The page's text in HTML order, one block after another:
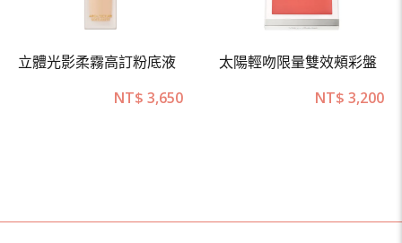
立體光影柔霧高訂粉底液
NT$ 3,650
太陽輕吻限量雙效頰彩盤
NT$ 3,200